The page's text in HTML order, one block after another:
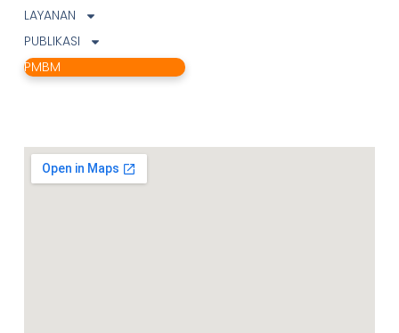
LAYANAN
PUBLIKASI
PMBM